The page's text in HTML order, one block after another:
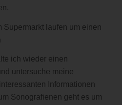
Supermarkt laufen um einen
ich wieder einen
untersuche meine
Informationen
Sonografienen geht es um